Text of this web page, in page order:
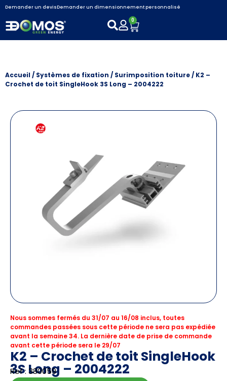
Demander un devisDemander un dimensionnement personnalisé
0
Accueil/ Systèmes de fixation / Surimposition toiture/ K2 –
Crochet de toit SingleHook 3S Long – 2004222
Nous sommes fermés du 31/07 au 16/08 inclus, toutes
commandes passées sous cette période ne sera pas expédiée
avant la semaine 34. La dernière date de prise de commande
avant cette période sera le 29/07
K2 – Crochet de toit SingleHook
3S Long – 2004222
Ref : 380059